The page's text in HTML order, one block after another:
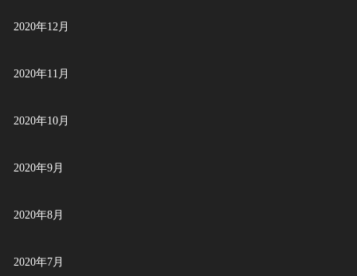
2020年12月
2020年11月
2020年10月
2020年9月
2020年8月
2020年7月